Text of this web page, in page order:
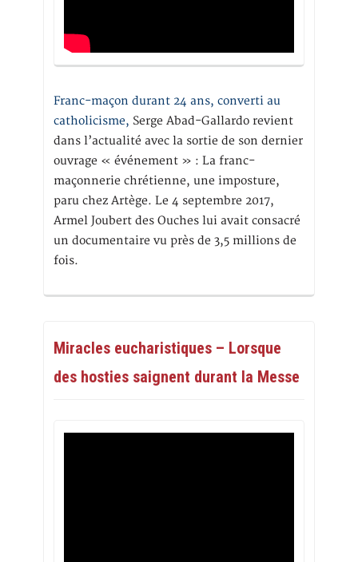
Franc-maçon durant 24 ans, converti au
catholicisme, Serge Abad-Gallardo revient
dans l’actualité avec la sortie de son dernier
ouvrage « événement » : La franc-
maçonnerie chrétienne, une imposture,
paru chez Artège. Le 4 septembre 2017,
Armel Joubert des Ouches lui avait consacré
un documentaire vu près de 3,5 millions de
fois.
Miracles eucharistiques – Lorsque
des hosties saignent durant la Messe